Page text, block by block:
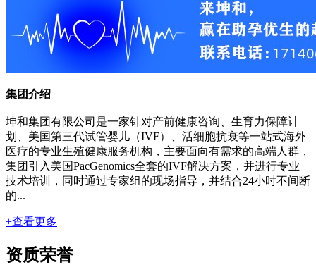
集团介绍
坤和集团有限公司是一家针对产前健康咨询、生育力保障计
划、美国第三代试管婴儿（IVF）、活细胞抗衰等一站式海外
医疗的专业生殖健康服务机构，主要面向有需求的高端人群，
集团引入美国PacGenomics全套的IVF解决方案，并进行专业
技术培训，同时通过专家组的现场指导，并结合24小时不间断
的...
+查看更多
资质荣誉